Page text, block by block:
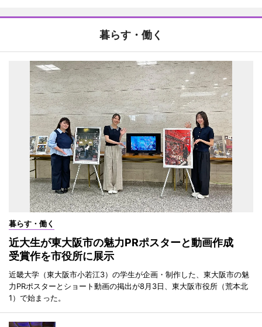
暮らす・働く
暮らす・働く
近大生が東大阪市の魅力PRポスターと動画作成
受賞作を市役所に展示
近畿大学（東大阪市小若江3）の学生が企画・制作した、東大阪市の魅
力PRポスターとショート動画の掲出が8月3日、東大阪市役所（荒本北
1）で始まった。